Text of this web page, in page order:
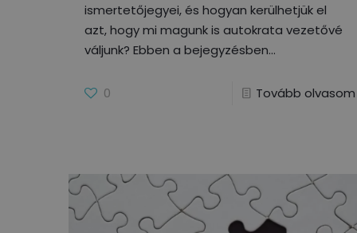
ismertetőjegyei, és hogyan kerülhetjük el
azt, hogy mi magunk is autokrata vezetővé
váljunk? Ebben a bejegyzésben
0 Tovább olvasom